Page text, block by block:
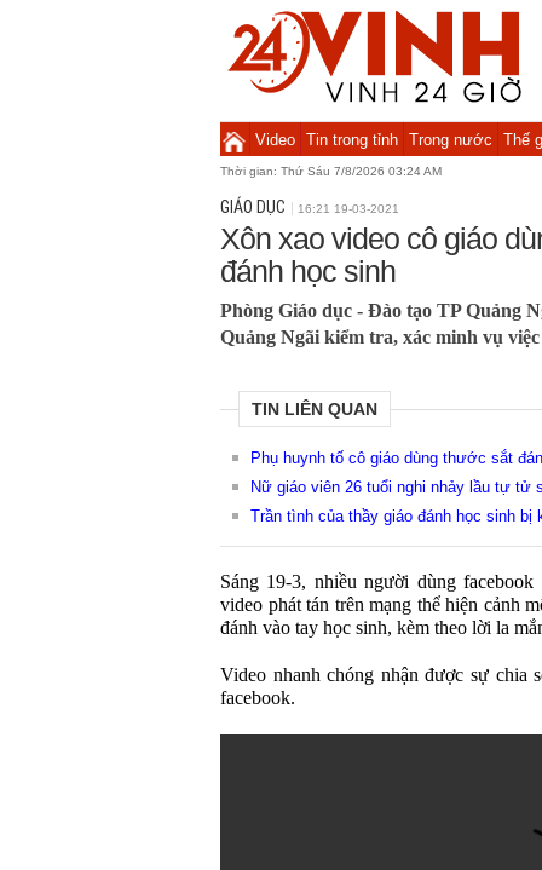
Video Tin trong tỉnh Trong nước Thế
Thời gian: Thứ Sáu 7/8/2026 03:24 AM
GIÁO DỤC 16:21 19-03-2021
Xôn xao video cô giáo
đánh học sinh
Phòng Giáo dục - Đào tạo TP Quảng
Quảng Ngãi kiểm tra, xác minh vụ
TIN LIÊN QUAN
Phụ huynh tố cô giáo dùng thước sắt
Nữ giáo viên 26 tuổi nghi nhảy lầu tự tử
Trần tình của thầy giáo đánh học sinh bị
Sáng 19-3, nhiều người dùng
video phát tán trên mạng thể hiện cảnh
đánh vào tay học sinh, kèm theo lời la
Video nhanh chóng nhận được sự chia
facebook.